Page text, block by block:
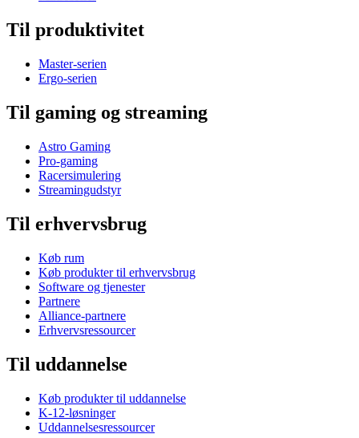
Til produktivitet
Master-serien
Ergo-serien
Til gaming og streaming
Astro Gaming
Pro-gaming
Racersimulering
Streamingudstyr
Til erhvervsbrug
Køb rum
Køb produkter til erhvervsbrug
Software og tjenester
Partnere
Alliance-partnere
Erhvervsressourcer
Til uddannelse
Køb produkter til uddannelse
K-12-løsninger
Uddannelsesressourcer